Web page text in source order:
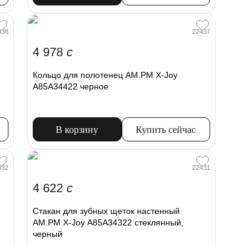
22437
4 978c
Кольцо для полотенец AM.PM X-Joy
A85A34422 черное
В корзину Купить сейчас
22431
4 622c
Стакан для зубных щеток настенный
AM.PM X-Joy A85A34322 стеклянный,
черный